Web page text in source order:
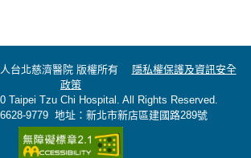
台北慈濟醫院 版權所有 隱私權保護及資訊安全
政策
Taipei Tzu Chi Hospital. All Rights Reserved.
9779 地址：新北市新店區建國路289號